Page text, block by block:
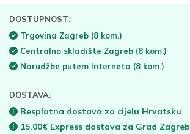
DOSTUPNOST:
Trgovina Zagreb (8 kom.)
Centralno skladište Zagreb (8 kom.)
Narudžbe putem Interneta (8 kom.)
DOSTAVA:
Besplatna dostava za cijelu Hrvatsku
15,00€ Express dostava za Grad Zagreb